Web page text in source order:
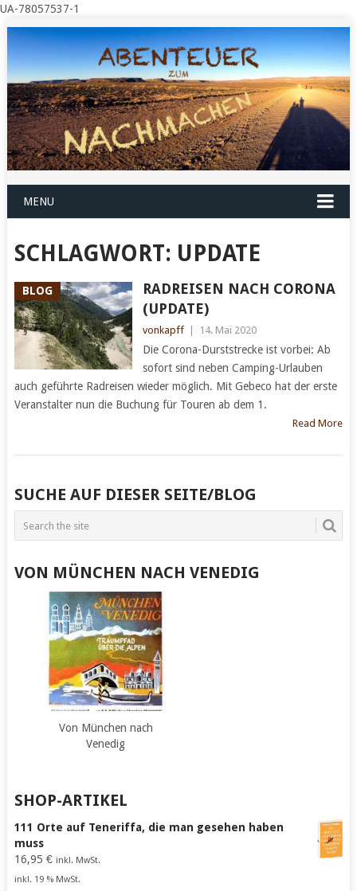
UA-78057537-1
MENU
SCHLAGWORT: UPDATE
BLOG
RADREISEN NACH CORONA
(UPDATE)
vonkapff 14. Mai 2020
Die Corona-Durststrecke ist vorbei: Ab
sofort sind neben Camping-Urlauben
auch geführte Radreisen wieder möglich. Mit Gebeco hat der erste
Veranstalter nun die Buchung für Touren ab dem 1.
Read More
POSTS
NAVIGATION
SUCHE AUF DIESER SEITE/BLOG
VON MÜNCHEN NACH VENEDIG
Von München nach
Venedig
SHOP-ARTIKEL
111 Orte auf Teneriffa, die man gesehen haben
muss
16,95 € inkl. MwSt.
inkl. 19 % MwSt.